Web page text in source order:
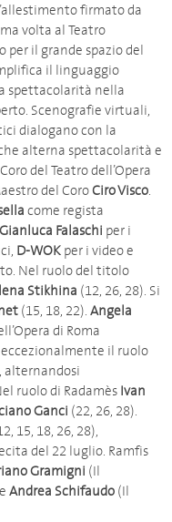
firmato da
volta al Teatro
per il grande spazio del
il linguaggio
spettacolarità nella
Scenografie virtuali,
dialogano con la
alterna spettacolarità e
del Teatro dell’Opera
del CoroCiro Visco.
come regista
Gianluca Falaschi per i
D-WOK per i video e
Nel ruolo del titolo
Stikhina (12, 26, 28). Si
(15, 18, 22). Angela
di Roma
il ruolo
alternandosi
ruolo di Radamès Ivan
Ganci (22, 26, 28).
15, 18, 26, 28),
del 22 luglio. Ramfis
Gramigni (Il
Andrea Schifaudo (Il